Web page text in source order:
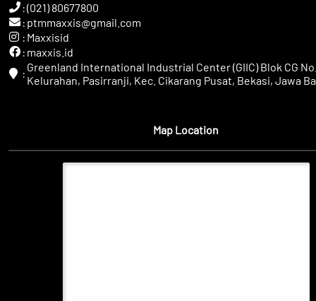
:(021) 80677800
: ptmmaxxis@gmail.com
: Maxxisid
: maxxis.id
: Greenland International Industrial Center (GIIC) Blok CG
Kelurahan, Pasirranji, Kec. Cikarang Pusat, Bekasi, Jawa
Map Location